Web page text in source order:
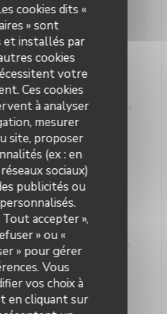
cookies dits «
» sont
installés par
cookies
votre
Ces cookies
à analyser
mesurer
site, proposer
(ex : en
sociaux)
publicités ou
accepter »,
» ou «
» pour gérer
Vous
vos choix à
en cliquant sur
EUR
Maison
Ibérique
pièce mythique de cochon
difficile à prélever d’où
infiltré du gras
le Secreto dévoile des
38,00 EUR
350g
frais, bacon, crème fraiche
frites et salades
EUR
à l’italienne
Wine House